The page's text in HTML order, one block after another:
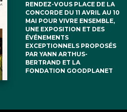
RENDEZ-VOUS PLACE DE LA
CONCORDE DU 11 AVRIL AU 10
MAI POUR VIVRE ENSEMBLE,
UNE EXPOSITION ET DES
ÉVÉNEMENTS
EXCEPTIONNELS PROPOSÉS
PAR YANN ARTHUS-
BERTRAND ET LA
FONDATION GOODPLANET